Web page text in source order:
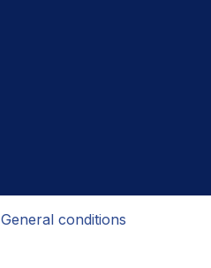
General conditions